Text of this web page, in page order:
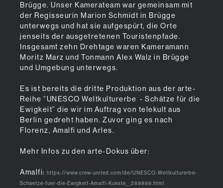
Brügge. Unser Kamerateam war gemeinsam mit
der Regisseurin Marion Schmidt in Brügge
unterwegs und hat sie aufgespürt, die Orte
jenseits der ausgetretenen Touristenpfade.
Insgesamt zehn Drehtage waren Kameramann
Moritz Marz und Tonmann Alex Walz in Brügge
und Umgebung unterwegs.
Es ist bereits die dritte Produktion aus der arte-
Reihe “UNESCO Weltkulturerbe - Schätze für die
Ewigkeit” die wir im Auftrag von telekult aus
Berlin gedreht haben. Zuvor ging es nach
Florenz, Amalfi und Arles.
Mehr Infos zu den arte-Dokus über:
Amalfi:
https://www.crew-united.com/de/UNESCO-Weltkulturerbe-
Schaetze-fuer-die-Ewigkeit-Amalfi-Kueste__289899.html